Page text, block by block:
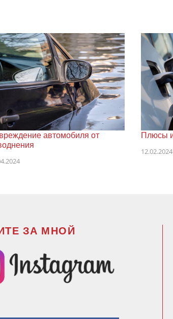
автомобиля от
Плюсы
12.02.2024
ЗА МНОЙ